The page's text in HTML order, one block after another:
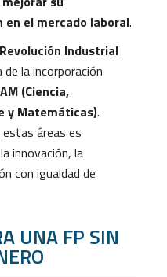
en el mercado laboral.
Industrial
la incorporación
(Ciencia,
y Matemáticas).
áreas es
innovación, la
con igualdad de
UNA FP SIN